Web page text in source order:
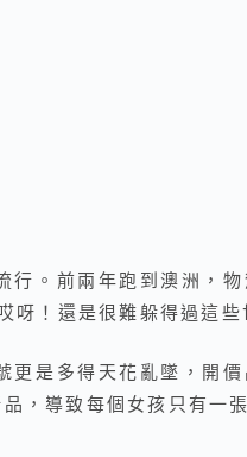
。前兩年跑到澳洲，
呀！還是很難躲得過這些
是多得天花亂墜，開
，導致每個女孩只有一